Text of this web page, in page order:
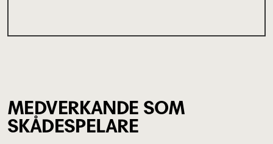
MEDVERKANDE SOM
SKÅDESPELARE